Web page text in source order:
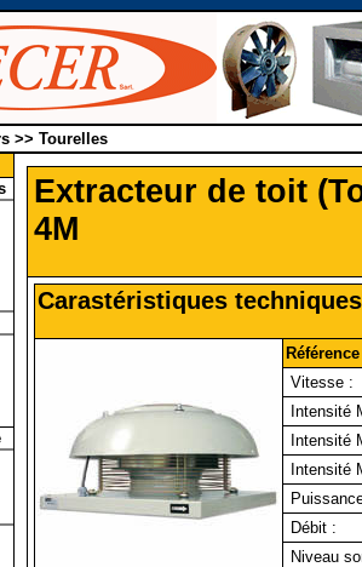
>> Tourelles
Extracteur de toit
4M
Carastéristiques techniques
Vitesse :
Intensité
Intensité
Intensité
Débit :
Niveau